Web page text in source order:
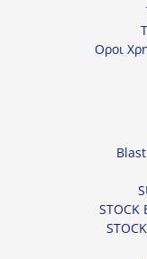
Οροι